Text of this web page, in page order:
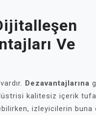
Ve
Dezavantajlarına
kalitesiz içerik
izleyicilerin buna